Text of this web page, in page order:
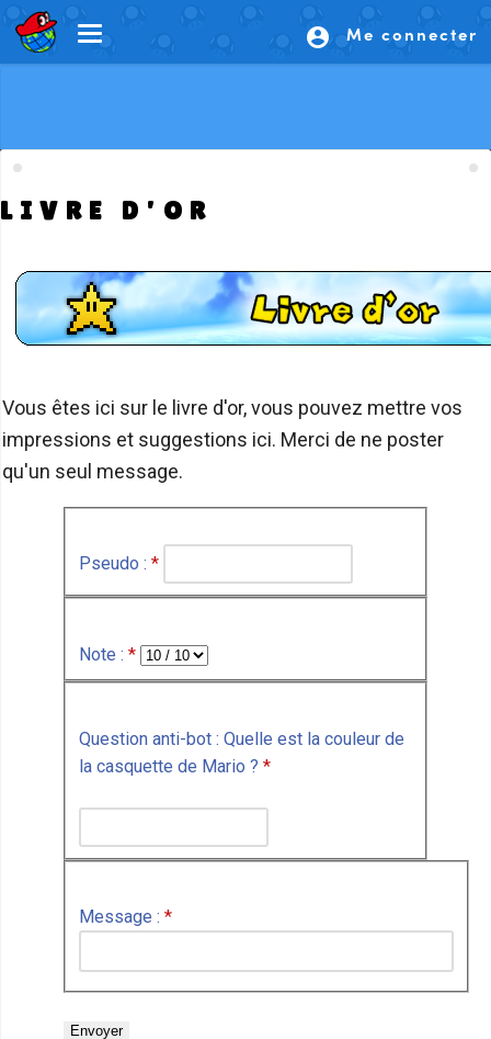
account_circle Me connecter
LIVRE D'OR
Vous êtes ici sur le livre d'or, vous pouvez mettre vos
impressions et suggestions ici. Merci de ne poster
qu'un seul message.
Pseudo : *
Note : *
Question anti-bot : Quelle est la couleur de
la casquette de Mario ? *
Message : *